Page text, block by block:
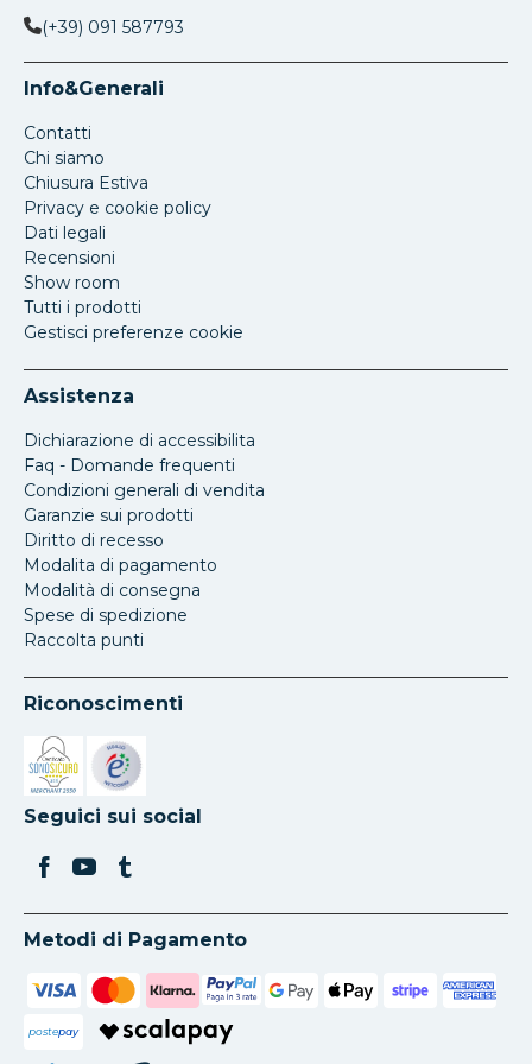
(+39) 091 587793
Info&Generali
Contatti
Chi siamo
Chiusura Estiva
Privacy e cookie policy
Dati legali
Recensioni
Show room
Tutti i prodotti
Gestisci preferenze cookie
Assistenza
Dichiarazione di accessibilita
Faq - Domande frequenti
Condizioni generali di vendita
Garanzie sui prodotti
Diritto di recesso
Modalita di pagamento
Modalità di consegna
Spese di spedizione
Raccolta punti
Riconoscimenti
Si apre in una nuova scheda
Si apre in una nuova scheda
Seguici sui social
Metodi di Pagamento
postepay